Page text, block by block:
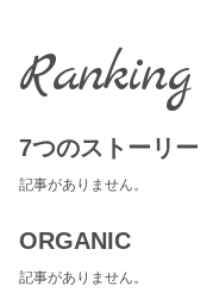
Ranking
7つのストーリー
記事がありません。
ORGANIC
記事がありません。